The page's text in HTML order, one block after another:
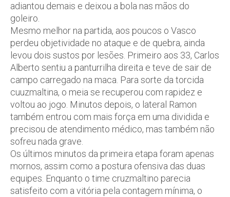
adiantou demais e deixou a bola nas mãos do
goleiro.
Mesmo melhor na partida, aos poucos o Vasco
perdeu objetividade no ataque e de quebra, ainda
levou dois sustos por lesões. Primeiro aos 33, Carlos
Alberto sentiu a panturrilha direita e teve de sair de
campo carregado na maca. Para sorte da torcida
cuuzmaltina, o meia se recuperou com rapidez e
voltou ao jogo. Minutos depois, o lateral Ramon
também entrou com mais força em uma dividida e
precisou de atendimento médico, mas também não
sofreu nada grave.
Os últimos minutos da primeira etapa foram apenas
mornos, assim como a postura ofensiva das duas
equipes. Enquanto o time cruzmaltino parecia
satisfeito com a vitória pela contagem mínima, o